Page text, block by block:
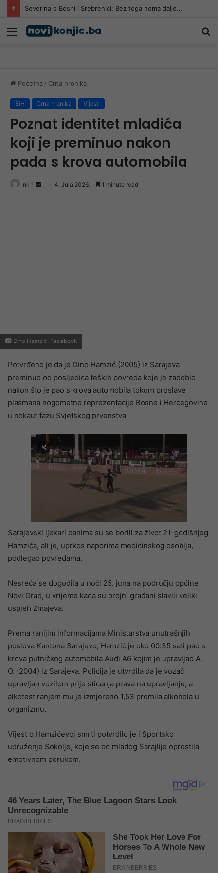
Severina o Bosni i Srebrenici: Bez toga nema dalje…
Meni
Početna / Crna hronika
BiH Crna hronika Vijesti
Poznat identitet mladića
koji je preminuo nakon
pada s krova automobila
nk 1
Send 4. Jula 2026. 1 minute read
Dino Hamzić. Facebook
Potvrđeno je da je Dino Hamzić (2005) iz Sarajeva
preminuo od posljedica teških povreda koje je zadobio
nakon što je pao s krova automobila tokom proslave
plasmana nogometne reprezentacije Bosne i Hercegovine
u nokaut fazu Svjetskog prvenstva.
Sarajevski ljekari danima su se borili za život 21-godišnjeg
Hamzića, ali je, uprkos naporima medicinskog osoblja,
podlegao povredama.
Nesreća se dogodila u noći 25. juna na području općine
Novi Grad, u vrijeme kada su brojni građani slavili veliki
uspjeh Zmajeva.
Prema ranijim informacijama Ministarstva unutrašnjih
poslova Kantona Sarajevo, Hamzić je oko 00:35 sati pao s
krova putničkog automobila Audi A6 kojim je upravljao A.
O. (2004) iz Sarajeva. Policija je utvrdila da je vozač
upravljao vozilom prije sticanja prava na upravljanje, a
alkotestiranjem mu je izmjereno 1,53 promila alkohola u
organizmu.
Vijest o Hamzićevoj smrti potvrdilo je i Sportsko
udruženje Sokolje, koje se od mladog Sarajlije oprostila
emotivnom porukom.